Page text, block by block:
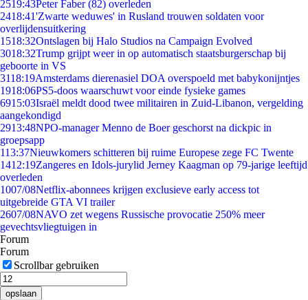
2519:43Peter Faber (82) overleden
2418:41'Zwarte weduwes' in Rusland trouwen soldaten voor
overlijdensuitkering
1518:32Ontslagen bij Halo Studios na Campaign Evolved
3018:32Trump grijpt weer in op automatisch staatsburgerschap bij
geboorte in VS
3118:19Amsterdams dierenasiel DOA overspoeld met babykonijntjes
1918:06PS5-doos waarschuwt voor einde fysieke games
6915:03Israël meldt dood twee militairen in Zuid-Libanon, vergelding
aangekondigd
2913:48NPO-manager Menno de Boer geschorst na dickpic in
groepsapp
113:37Nieuwkomers schitteren bij ruime Europese zege FC Twente
1412:19Zangeres en Idols-jurylid Jerney Kaagman op 79-jarige leeftijd
overleden
1007/08Netflix-abonnees krijgen exclusieve early access tot
uitgebreide GTA VI trailer
2607/08NAVO zet wegens Russische provocatie 250% meer
gevechtsvliegtuigen in
Forum
Forum
Scrollbar gebruiken
opslaan